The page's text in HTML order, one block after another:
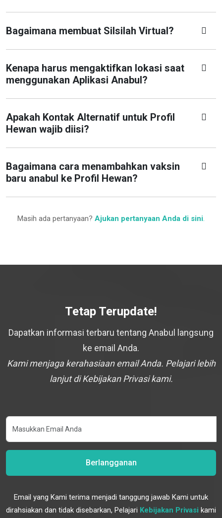
Bagaimana membuat Silsilah Virtual?
Kenapa harus mengaktifkan lokasi saat
menggunakan Aplikasi Anabul?
Apakah Kontak Alternatif untuk Profil
Hewan wajib diisi?
Bagaimana cara menambahkan vaksin
baru anabul ke Profil Hewan?
Masih ada pertanyaan? Ajukan pertanyaan Anda di sini.
Tetap Terupdate!
Dapatkan informasi terbaru tentang Anabul langsung
ke email Anda.
Kami menjaga kerahasiaan email Anda. Pelajari lebih
lanjut di Kebijakan Privasi kami.
Berlangganan
Email yang Kami terima menjadi tanggung jawab Kami untuk
dirahsiakan dan tidak disebarkan, Pelajari Kebijakan Privasi kami